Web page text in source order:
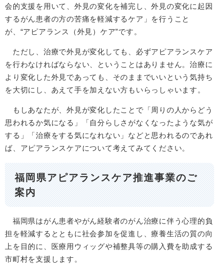
会的支援を用いて、外見の変化を補完し、外見の変化に起因
するがん患者の方の苦痛を軽減するケア」を行うこと
が、“アピアランス（外見）ケア”です。
ただし、治療で外見が変化しても、必ずアピアランスケア
を行わなければならない、ということはありません。治療に
より変化した外見であっても、そのままでいいという気持ち
を大切にし、あえて手を加えない方もいらっしゃいます。
もしあなたが、外見が変化したことで「周りの人からどう
思われるか気になる」「自分らしさがなくなったような気が
する」「治療をする気になれない」などと思われるのであれ
ば、アピアランスケアについて考えてみてください。
福岡県アピアランスケア推進事業のご
案内
福岡県はがん患者やがん経験者のがん治療に伴う心理的負
担を軽減するとともに社会参加を促進し、療養生活の質の向
上を目的に、医療用ウィッグや補整具等の購入費を助成する
市町村を支援します。